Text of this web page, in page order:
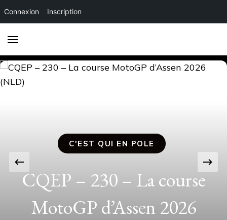
Connexion Inscription
CQEP – 230 – La course
MotoGP d’Assen 2026